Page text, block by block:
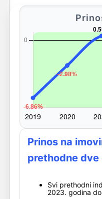
Prinos na
prethodne dve
Svi prethodni
2023. godina